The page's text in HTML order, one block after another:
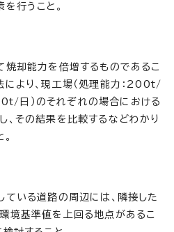
行うこと。
焼却能力を倍増するものであるこ
により、現工場（処理能力：200t/
日）のそれぞれの場合における
、その結果を比較するなどわかり
ている道路の周辺には、隣接した
境基準値を上回る地点があるこ